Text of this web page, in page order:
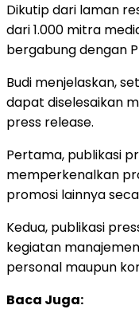
Dikutip dari laman
dari 1.000 mitra
bergabung dengan
Budi menjelaskan,
dapat diselesaikan
press release.
Pertama, publikasi
memperkenalkan
promosi lainnya
Kedua, publikasi
kegiatan
personal maupun
Baca Juga: